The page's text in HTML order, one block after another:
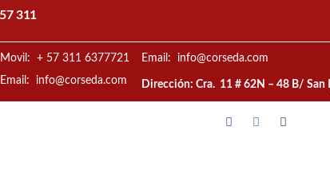
311
Movil: + 57 311 6377721
Email: info@corseda.com
Email: info@corseda.com
Dirección: Cra. 11 # 62N – 48 B/ San